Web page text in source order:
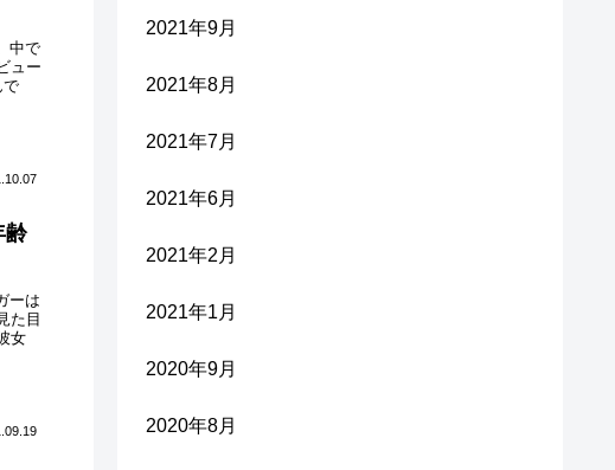
中で
ュー
で
齢
ーは
た目
女
2021年9月
2021年8月
2021年7月
2021年6月
2021年2月
2021年1月
2020年9月
2020年8月